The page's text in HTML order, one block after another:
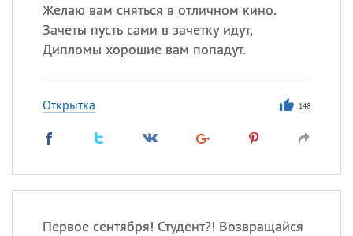
Желаю вам сняться в отличном кино.
Зачеты пусть сами в зачетку идут,
Дипломы хорошие вам попадут.
Открытка 148
Первое сентября! Студент?! Возвращайся
ИМЕНА
Сегодня празднуют именины
Посмотреть значениеи
происхождение